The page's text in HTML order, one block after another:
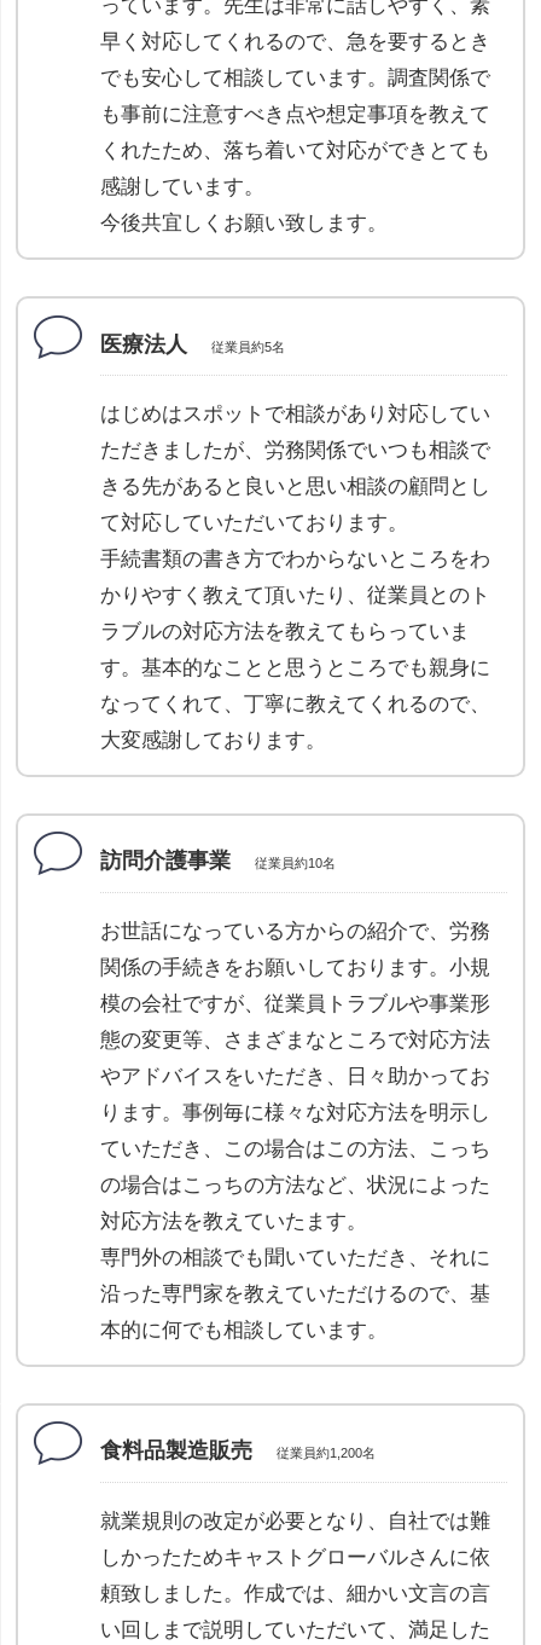
っています。先生は非常に話しやすく、素
早く対応してくれるので、急を要するとき
でも安心して相談しています。調査関係で
も事前に注意すべき点や想定事項を教えて
くれたため、落ち着いて対応ができとても
感謝しています。
今後共宜しくお願い致します。
医療法人 従業員約5名
はじめはスポットで相談があり対応してい
ただきましたが、労務関係でいつも相談で
きる先があると良いと思い相談の顧問とし
て対応していただいております。
手続書類の書き方でわからないところをわ
かりやすく教えて頂いたり、従業員とのト
ラブルの対応方法を教えてもらっていま
す。基本的なことと思うところでも親身に
なってくれて、丁寧に教えてくれるので、
大変感謝しております。
訪問介護事業 従業員約10名
お世話になっている方からの紹介で、労務
関係の手続きをお願いしております。小規
模の会社ですが、従業員トラブルや事業形
態の変更等、さまざまなところで対応方法
やアドバイスをいただき、日々助かってお
ります。事例毎に様々な対応方法を明示し
ていただき、この場合はこの方法、こっち
の場合はこっちの方法など、状況によった
対応方法を教えていたます。
専門外の相談でも聞いていただき、それに
沿った専門家を教えていただけるので、基
本的に何でも相談しています。
食料品製造販売 従業員約1,200名
就業規則の改定が必要となり、自社では難
しかったためキャストグローバルさんに依
頼致しました。作成では、細かい文言の言
い回しまで説明していただいて、満足した